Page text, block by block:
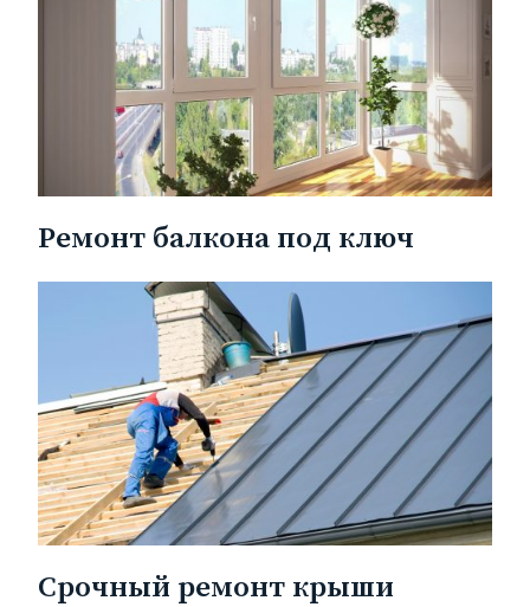
Ремонт балкона под ключ
Срочный ремонт крыши